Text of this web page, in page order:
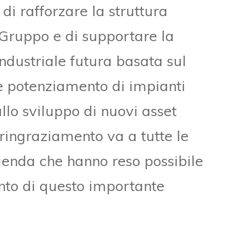
di rafforzare la struttura
e di supportare la
futura basata sul
potenziamento di impianti
sviluppo di nuovi asset
va a tutte le
che hanno reso possibile
di questo importante